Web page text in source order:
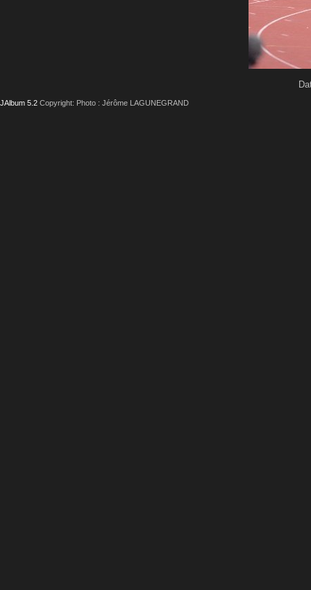
JAlbum 5.2 Copyright: Photo : Jérôme LAGUNEGRAND